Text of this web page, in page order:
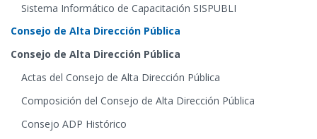
Sistema Informático de Capacitación SISPUBLI
Consejo de Alta Dirección Pública
Consejo de Alta Dirección Pública
Actas del Consejo de Alta Dirección Pública
Composición del Consejo de Alta Dirección Pública
Consejo ADP Histórico